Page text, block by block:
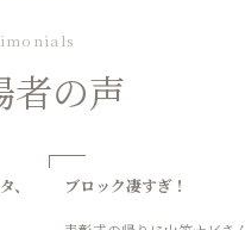
者の声
、
ブロック凄すぎ！